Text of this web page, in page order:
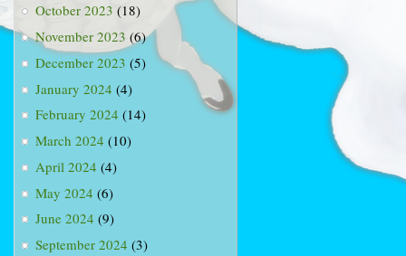
October 2023 (18)
November 2023 (6)
December 2023 (5)
January 2024 (4)
February 2024 (14)
March 2024 (10)
April 2024 (4)
May 2024 (6)
June 2024 (9)
September 2024 (3)